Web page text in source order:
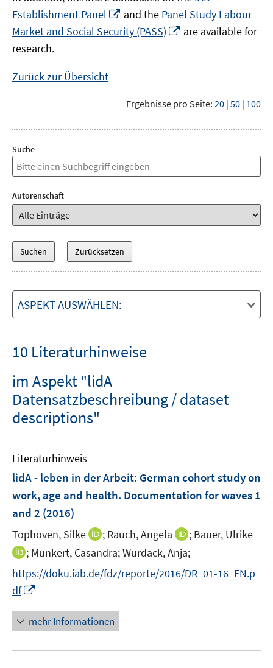
Fenster
öffnen
Establishment Panel
In
neuem
Fenster
and the Panel Study Labour
Market and Social Security (PASS)
In
are available for
research.
Zurück zur Übersicht
Ergebnisse pro Seite: 20 | 50 | 100
Suche
Autorenschaft
ASPEKT AUSWÄHLEN:
10 Literaturhinweise
im Aspekt "lidA
Datensatzbeschreibung / dataset
descriptions"
Literaturhinweis
lidA - leben in der Arbeit: German cohort study on
work, age and health. Documentation for waves 1
and 2 (2016)
Tophoven, Silke
I
n
e
m
e
; Rauch, Angela
I
n
n
e
e
; Bauer, Ulrike
I
n
e
u
e
F
; Munkert, Casandra;Wurdack, Anja;
https://doku.iab.de/fdz/reporte/2016/DR_01-16_EN.p
df
n
e
u
mehr Informationen